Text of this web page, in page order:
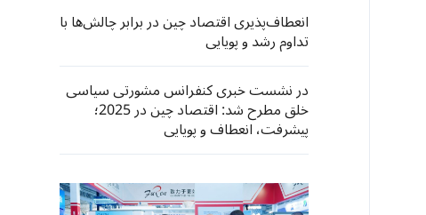
انعطاف‌پذیری اقتصاد چین در برابر چالش‌ها با
تداوم رشد و پویایی
در نشست خبری کنفرانس مشورتی سیاسی
خلق مطرح شد: اقتصاد چین در 2025؛
پیشرفت، انعطاف و پویایی